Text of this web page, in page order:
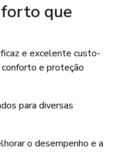
que
e excelente custo-
e proteção
para diversas
o desempenho e a